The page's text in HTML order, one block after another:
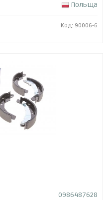
Польща
Код: 90006-6
0986487628